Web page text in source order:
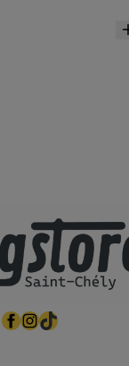
FacebookInstagramTikTok